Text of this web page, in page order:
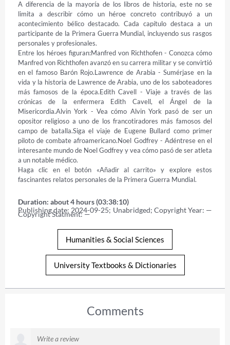
A diferencia de la mayoría de los libros de historia, este no se
limita a describir cómo un héroe concreto contribuyó a un
acontecimiento bélico destacado. Cada capítulo destaca a un
participante de la Primera Guerra Mundial, incluyendo sus rasgos
personales y profesionales.
Entre los héroes figuran:Manfred von Richthofen - Conozca cómo
Manfred von Richthofen avanzó en su carrera militar y se convirtió
en el famoso Barón Rojo.Lawrence de Arabia - Sumérjase en la
vida y la historia de Lawrence de Arabia, uno de los saboteadores
más famosos de la época.Edith Cavell - Viaje a través de las
crónicas de la enfermera Edith Cavell, el Ángel de la
Misericordia.Alvin York - Vea cómo Alvin York pasó de ser un
opositor religioso a uno de los francotiradores más famosos del
campo de batalla.Siga el viaje de Eugene Bullard como primer
piloto de combate afroamericano.Noel Godfrey - Adéntrese en el
interesante mundo de Noel Godfrey y vea cómo pasó de ser atleta
a un notable médico.
Haga clic en el botón «Añadir al carrito» y explore estos
fascinantes relatos personales de la Primera Guerra Mundial.
Duration: about 4 hours (03:38:10)
Publishing date: 2024-09-25; Unabridged; Copyright Year: —
Copyright Statment: —
Humanities & Social Sciences
University Textbooks & Dictionaries
Comments